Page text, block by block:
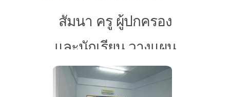
สัมนา ครู ผู้ปกครอง
และนักเรียน วางแผน
การเรียนเพื่ออนาคตที่